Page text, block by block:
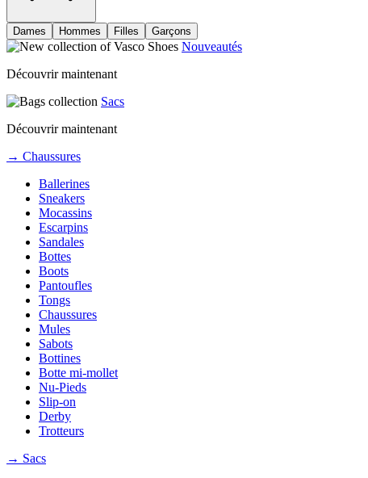
Dames Hommes Filles Garçons
Nouveautés
Découvrir maintenant
Sacs
Découvrir maintenant
→ Chaussures
Ballerines
Sneakers
Mocassins
Escarpins
Sandales
Bottes
Boots
Pantoufles
Tongs
Chaussures
Mules
Sabots
Bottines
Botte mi-mollet
Nu-Pieds
Slip-on
Derby
Trotteurs
→ Sacs